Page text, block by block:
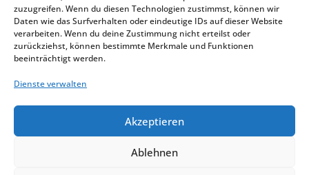
zuzugreifen. Wenn du diesen Technologien zustimmst, können wir
Daten wie das Surfverhalten oder eindeutige IDs auf dieser Website
verarbeiten. Wenn du deine Zustimmung nicht erteilst oder
zurückziehst, können bestimmte Merkmale und Funktionen
beeinträchtigt werden.
Dienste verwalten
Akzeptieren
Ablehnen
Mail: office@fit4int.at
Startseite
Kontakt
Impressum